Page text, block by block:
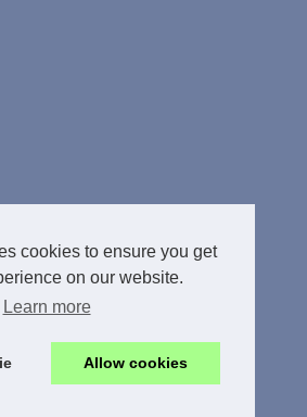
cookies to ensure you get
on our website.
Learn more
Allow cookies